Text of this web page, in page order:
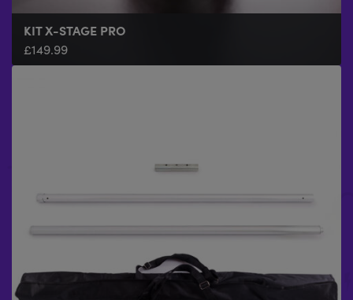
KIT X-STAGE PRO
£149.99